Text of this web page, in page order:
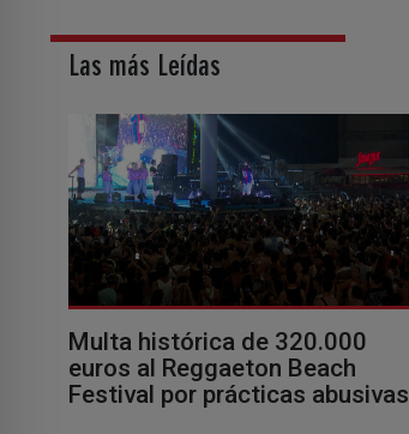
Las más Leídas
Multa histórica de 320.000
euros al Reggaeton Beach
Festival por prácticas abusivas